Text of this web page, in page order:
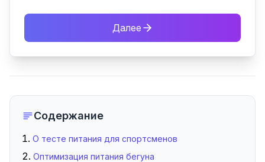
Далее
Содержание
О тесте питания для спортсменов
Оптимизация питания бегуна